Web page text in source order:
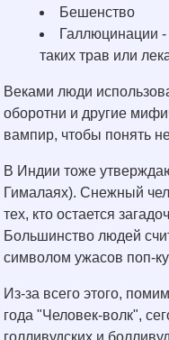
Бешенство
Галлюцинации
таких трав или
Веками люди
оборотни и другие
вампир, чтобы понять
В Индии тоже
Гималаях). Снежный
тех, кто остается
Большинство людей
символом ужасов поп-
Из-за всего этого,
года "Человек-волк",
голливудских и